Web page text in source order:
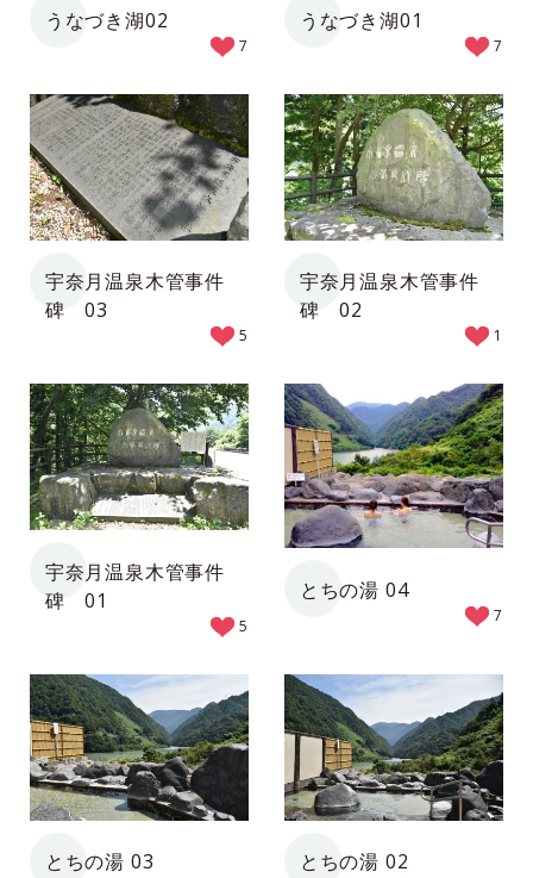
うなづき湖02
7
うなづき湖01
7
宇奈月温泉木管事件
碑 03
5
宇奈月温泉木管事件
碑 02
1
宇奈月温泉木管事件
碑 01
5
とちの湯 04
7
とちの湯 03 とちの湯 02